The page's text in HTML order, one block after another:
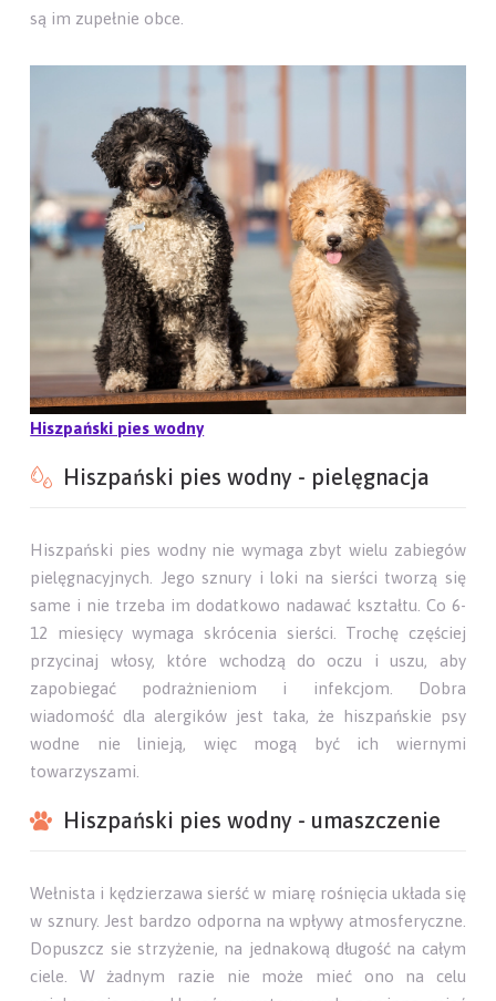
są im zupełnie obce.
Hiszpański pies wodny
Hiszpański pies wodny - pielęgnacja
Hiszpański pies wodny nie wymaga zbyt wielu zabiegów
pielęgnacyjnych. Jego sznury i loki na sierści tworzą się
same i nie trzeba im dodatkowo nadawać kształtu. Co 6-
12 miesięcy wymaga skrócenia sierści. Trochę częściej
przycinaj włosy, które wchodzą do oczu i uszu, aby
zapobiegać podrażnieniom i infekcjom. Dobra
wiadomość dla alergików jest taka, że hiszpańskie psy
wodne nie linieją, więc mogą być ich wiernymi
towarzyszami.
Hiszpański pies wodny - umaszczenie
Wełnista i kędzierzawa sierść w miarę rośnięcia układa się
w sznury. Jest bardzo odporna na wpływy atmosferyczne.
Dopuszcz sie strzyżenie, na jednakową długość na całym
ciele. W żadnym razie nie może mieć ono na celu